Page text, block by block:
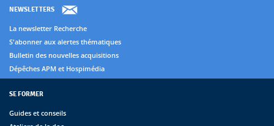
NEWSLETTERS
La newsletter Recherche
S'abonner aux alertes thématiques
Bulletin des nouvelles acquisitions
Dépêches APM et Hospimédia
SE FORMER
Guides et conseils